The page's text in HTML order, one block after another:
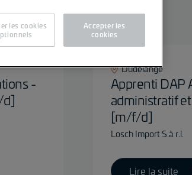
-
d]
Dudelange
Apprenti DAP
administratif
[m/f/d]
Losch Import S.à r.l.
Lire la suite
les cookies
Accepter les
cookies